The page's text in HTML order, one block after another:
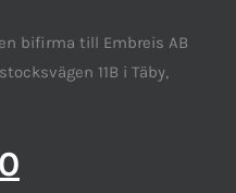
bifirma till Embreis AB
11B i Täby,